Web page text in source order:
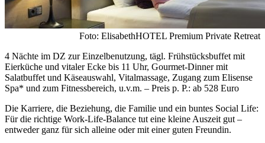
Foto: ElisabethHOTEL Premium Private Retreat
4 Nächte im DZ zur Einzelbenutzung, tägl. Frühstücksbuffet mit
Eierküche und vitaler Ecke bis 11 Uhr, Gourmet-Dinner mit
Salatbuffet und Käseauswahl, Vitalmassage, Zugang zum Elisense
Spa* und zum Fitnessbereich, u.v.m. – Preis p. P.: ab 528 Euro
Die Karriere, die Beziehung, die Familie und ein buntes Social Life:
Für die richtige Work-Life-Balance tut eine kleine Auszeit gut –
entweder ganz für sich alleine oder mit einer guten Freundin.